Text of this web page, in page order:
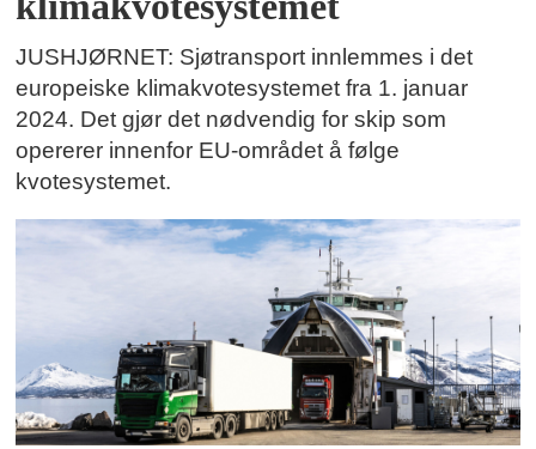
JUSHJØRNET: Sjøtransport innlemmes i det
europeiske klimakvotesystemet fra 1. januar
2024. Det gjør det nødvendig for skip som
opererer innenfor EU-området å følge
kvotesystemet.